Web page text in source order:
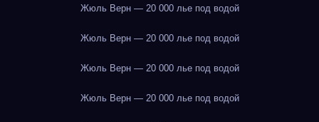
Жюль Верн — 20 000 лье под водой
Жюль Верн — 20 000 лье под водой
Жюль Верн — 20 000 лье под водой
Жюль Верн — 20 000 лье под водой